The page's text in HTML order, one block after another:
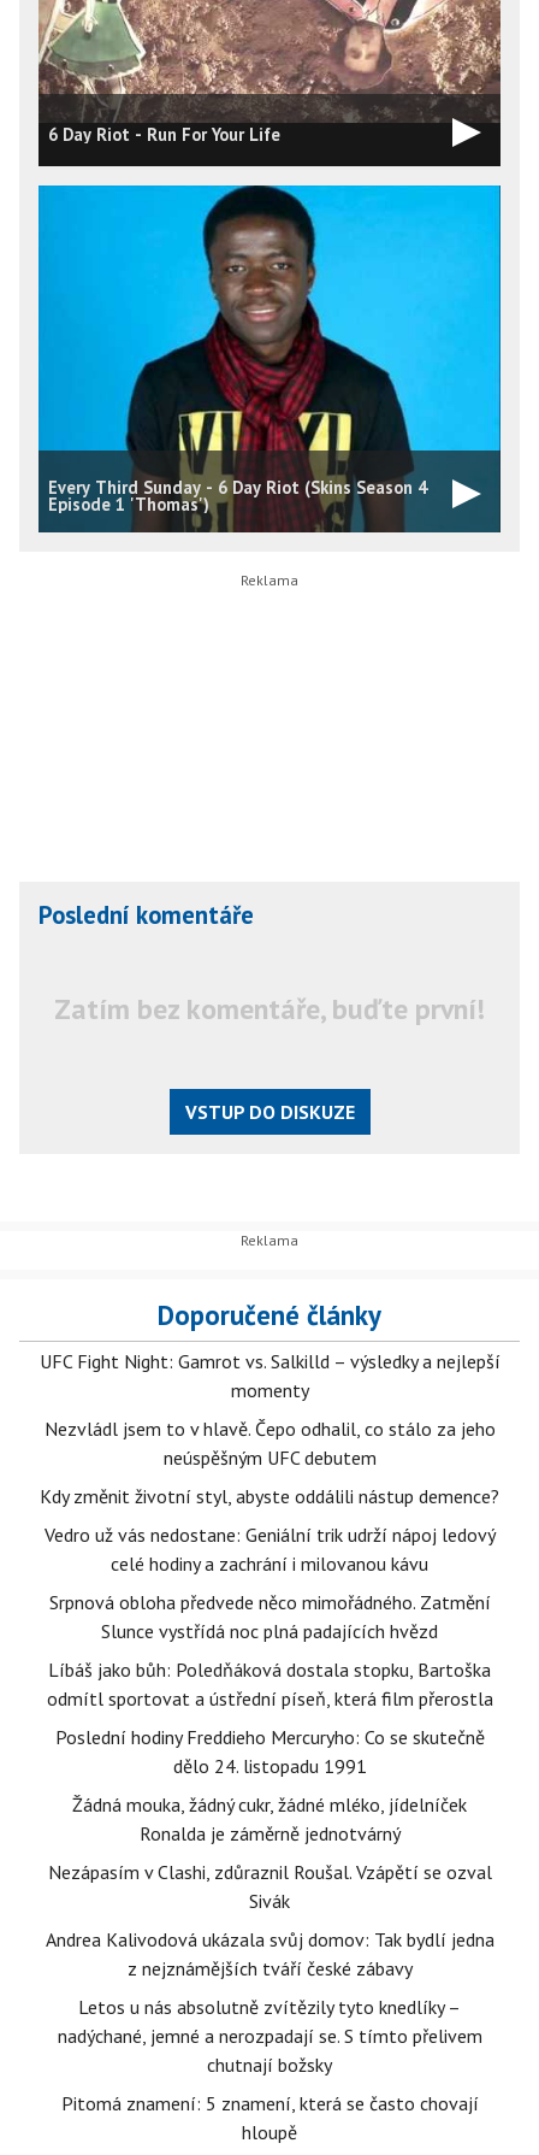
6 Day Riot - Run For Your Life
Every Third Sunday - 6 Day Riot (Skins Season 4
Episode 1 'Thomas')
Poslední komentáře
Zatím bez komentáře, buďte první!
VSTUP DO DISKUZE
Doporučené články
UFC Fight Night: Gamrot vs. Salkilld – výsledky a nejlepší
momenty
Nezvládl jsem to v hlavě. Čepo odhalil, co stálo za jeho
neúspěšným UFC debutem
Kdy změnit životní styl, abyste oddálili nástup demence?
Vedro už vás nedostane: Geniální trik udrží nápoj ledový
celé hodiny a zachrání i milovanou kávu
Srpnová obloha předvede něco mimořádného. Zatmění
Slunce vystřídá noc plná padajících hvězd
Líbáš jako bůh: Poledňáková dostala stopku, Bartoška
odmítl sportovat a ústřední píseň, která film přerostla
Poslední hodiny Freddieho Mercuryho: Co se skutečně
dělo 24. listopadu 1991
Žádná mouka, žádný cukr, žádné mléko, jídelníček
Ronalda je záměrně jednotvárný
Nezápasím v Clashi, zdůraznil Roušal. Vzápětí se ozval
Sivák
Andrea Kalivodová ukázala svůj domov: Tak bydlí jedna
z nejznámějších tváří české zábavy
Letos u nás absolutně zvítězily tyto knedlíky –
nadýchané, jemné a nerozpadají se. S tímto přelivem
chutnají božsky
Pitomá znamení: 5 znamení, která se často chovají
hloupě